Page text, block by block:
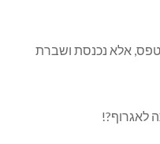
אלא נכנסת ושברת
לאגרוף?!